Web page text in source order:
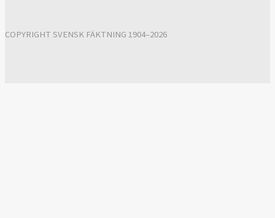
COPYRIGHT SVENSK FÄKTNING 1904–2026